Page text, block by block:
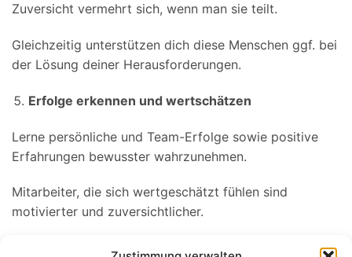
Zuversicht vermehrt sich, wenn man sie teilt.
Gleichzeitig unterstützen dich diese Menschen ggf. bei
der Lösung deiner Herausforderungen.
Erfolge erkennen und wertschätzen
Lerne persönliche und Team-Erfolge sowie positive
Erfahrungen bewusster wahrzunehmen.
Mitarbeiter, die sich wertgeschätzt fühlen sind
motivierter und zuversichtlicher.
Vielleicht ein letzter Satz von Vaclav Havel: „Es geht